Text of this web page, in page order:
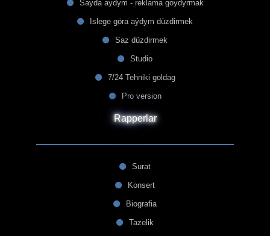
Sayda aydym - reklama goydyrmak
Islege göra aýdym düzdirmek
Saz düzdirmek
Studio
7/24 Tehniki goldag
Pro version
Rapperlar
Surat
Konsert
Biografia
Tazelik